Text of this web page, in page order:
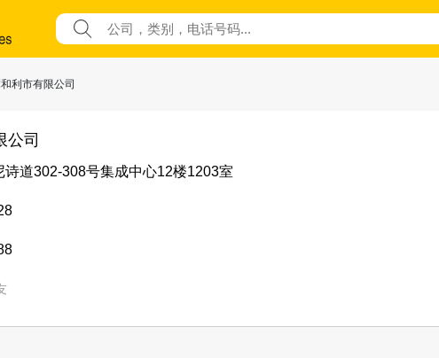
利市有限公司
公司
诗道302-308号集成中心12楼1203室